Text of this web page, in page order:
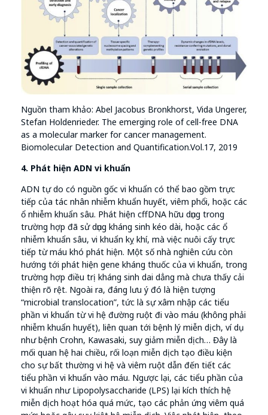
Nguồn tham khảo: Abel Jacobus Bronkhorst, Vida Ungerer,
Stefan Holdenrieder. The emerging role of cell-free DNA
as a molecular marker for cancer management.
Biomolecular Detection and Quantification.Vol.17, 2019
4. Phát hiện ADN vi khuẩn
ADN tự do có nguồn gốc vi khuẩn có thể bao gồm trực
tiếp của tác nhân nhiễm khuẩn huyết, viêm phổi, hoặc các
ổ nhiễm khuẩn sâu. Phát hiện cffDNA hữu dụng trong
trường hợp đã sử dụng kháng sinh kéo dài, hoặc các ổ
nhiễm khuẩn sâu, vi khuẩn kỵ khí, mà việc nuôi cấy trực
tiếp từ máu khó phát hiện. Một số nhà nghiên cứu còn
hướng tới phát hiện gene kháng thuốc của vi khuẩn, trong
trường hợp điều trị kháng sinh dai dẳng mà chưa thấy cải
thiện rõ rệt. Ngoài ra, đáng lưu ý đó là hiện tượng
“microbial translocation”, tức là sự xâm nhập các tiểu
phần vi khuẩn từ vi hệ đường ruột đi vào máu (không phải
nhiễm khuẩn huyết), liên quan tới bệnh lý miễn dịch, ví dụ
như bệnh Crohn, Kawasaki, suy giảm miễn dịch… Đây là
mối quan hệ hai chiều, rối loạn miễn dịch tạo điều kiện
cho sự bất thường vi hệ và viêm ruột dẫn đến tiết các
tiểu phần vi khuẩn vào máu. Ngược lại, các tiểu phần của
vi khuẩn như Lipopolysaccharide (LPS) lại kích thích hệ
miễn dịch hoạt hóa quá mức, tạo các phản ứng viêm quá